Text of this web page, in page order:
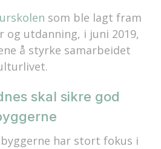
som ble lagt fram
utdanning, i juni 2019,
å styrke samarbeidet
skal sikre god
har stort fokus i